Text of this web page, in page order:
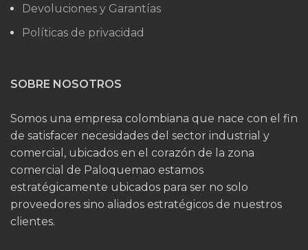
Devoluciones y Garantías
Políticas de privacidad
SOBRE NOSOTROS
Somos una empresa colombiana que nace con el fin
de satisfacer necesidades del sector industrial y
comercial, ubicados en el corazón de la zona
comercial de Paloquemao estamos
estratégicamente ubicados para ser no solo
proveedores sino aliados estratégicos de nuestros
clientes.